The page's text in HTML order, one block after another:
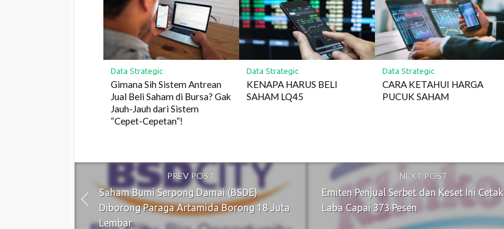
Data Strategic
Gimana Sih Sistem Antrean
Jual Beli Saham di Bursa? Gak
Jauh-Jauh dari Sistem
“Cepet-Cepetan”!
Data Strategic
KENAPA HARUS BELI
SAHAM LQ45
Data Strategic
CARA KETAHUI HARGA
PUCUK SAHAM
PREV POST
Saham Bumi Serpong Damai (BSDE)
Diborong Paraga Artamida Borong 18 Juta
Lembar
NEXT POST
Emiten Penjual Serbet dan Keset Ini Cetak
Laba Capai 373 Pesen